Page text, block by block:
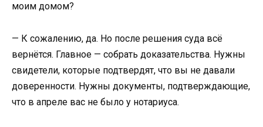
моим домом?
— К сожалению, да. Но после решения суда всё
вернётся. Главное — собрать доказательства. Нужны
свидетели, которые подтвердят, что вы не давали
доверенности. Нужны документы, подтверждающие,
что в апреле вас не было у нотариуса.